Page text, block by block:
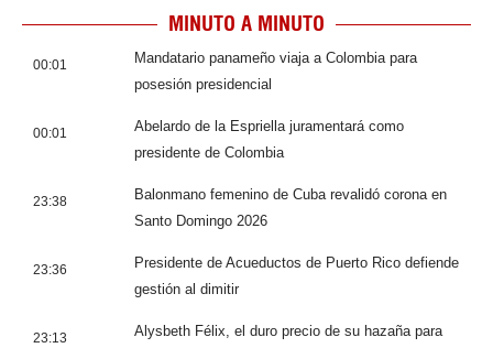
MINUTO A MINUTO
00:01
Mandatario panameño viaja a Colombia para
posesión presidencial
00:01
Abelardo de la Espriella juramentará como
presidente de Colombia
23:38
Balonmano femenino de Cuba revalidó corona en
Santo Domingo 2026
23:36
Presidente de Acueductos de Puerto Rico defiende
gestión al dimitir
23:13
Alysbeth Félix, el duro precio de su hazaña para